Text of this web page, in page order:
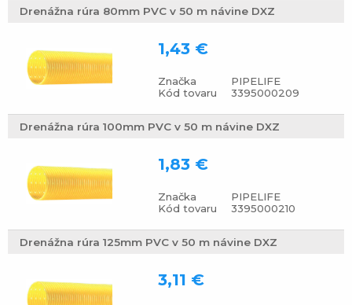
Drenážna rúra 80mm PVC v 50 m návine DXZ
Značka
PIPELIFE
Kód tovaru
3395000209
1,43 €
Drenážna rúra 100mm PVC v 50 m návine DXZ
Značka
PIPELIFE
Kód tovaru
3395000210
1,83 €
Drenážna rúra 125mm PVC v 50 m návine DXZ
3,11 €